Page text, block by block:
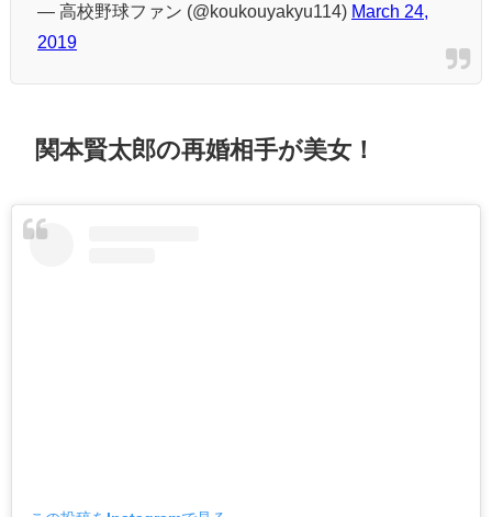
— 高校野球ファン (@koukouyakyu114) March 24,
2019
関本賢太郎の再婚相手が美女！